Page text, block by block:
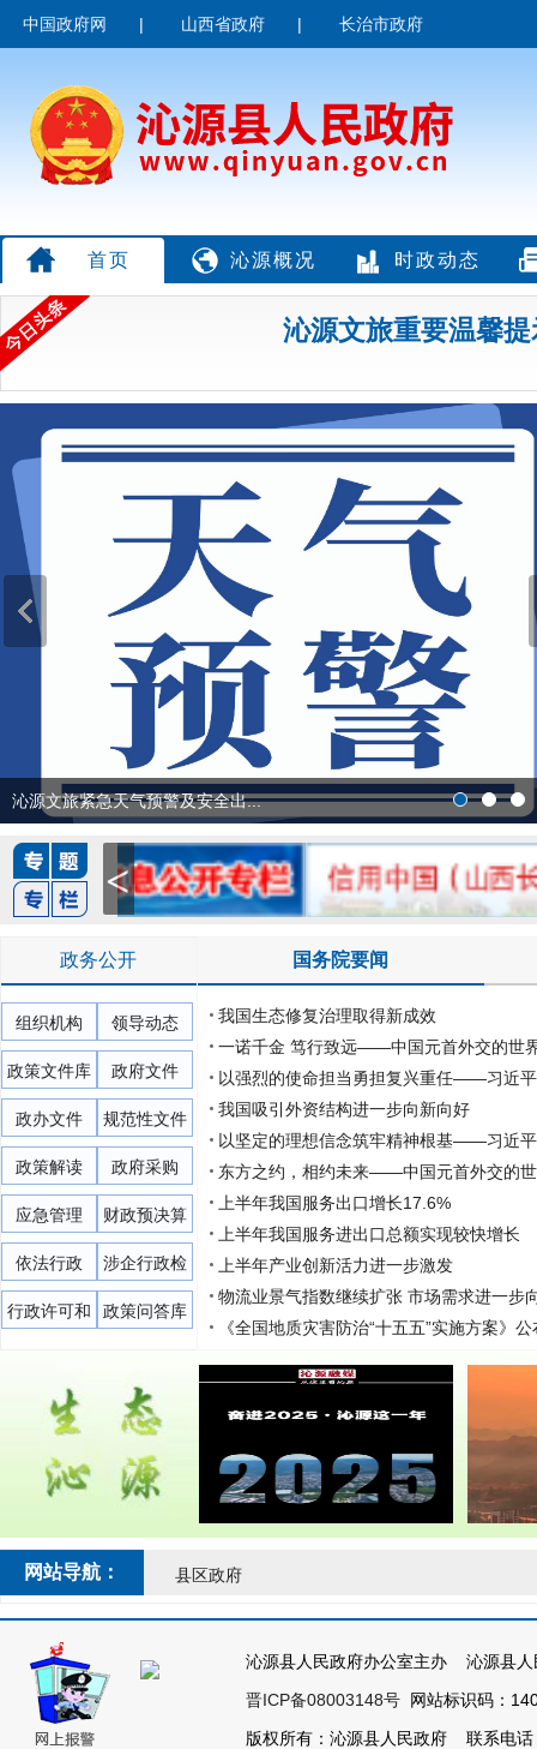
中国政府网 | 山西省政府 | 长治市政府
首页 沁源概况 时政动态
沁源文旅重要温馨
沁源文旅紧急天气预警及安全出...
政务公开
组织机构 领导动态
政策文件库 政府文件
政办文件 规范性文件
政策解读 政府采购
应急管理 财政预决算
依法行政
涉企行政检
查公示专栏
行政许可和
政策问答库
国务院要闻
我国生态修复治理取得新成效
一诺千金 笃行致远——中国元首外交的世
以强烈的使命担当勇担复兴重任——习近
我国吸引外资结构进一步向新向好
以坚定的理想信念筑牢精神根基——习近
东方之约，相约未来——中国元首外交的
上半年我国服务出口增长17.6%
上半年我国服务进出口总额实现较快增长
上半年产业创新活力进一步激发
物流业景气指数继续扩张 市场需求进一步
《全国地质灾害防治“十五五”实施方案》公
网站导航： 县区政府
沁源县人民政府办公室主办 沁源县
晋ICP备08003148号 网站标识码：
版权所有：沁源县人民政府 联系电